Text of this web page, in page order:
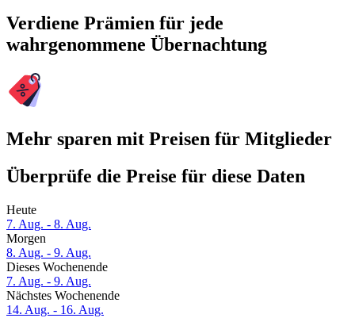
Verdiene Prämien für jede
wahrgenommene Übernachtung
Mehr sparen mit Preisen für Mitglieder
Überprüfe die Preise für diese Daten
Heute
7. Aug. - 8. Aug.
Morgen
8. Aug. - 9. Aug.
Dieses Wochenende
7. Aug. - 9. Aug.
Nächstes Wochenende
14. Aug. - 16. Aug.